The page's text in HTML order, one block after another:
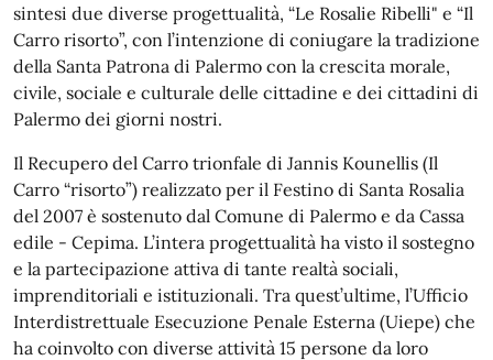
sintesi due diverse progettualità, “Le Rosalie Ribelli" e “Il
Carro risorto”, con l’intenzione di coniugare la tradizione
della Santa Patrona di Palermo con la crescita morale,
civile, sociale e culturale delle cittadine e dei cittadini di
Palermo dei giorni nostri.
Il Recupero del Carro trionfale di Jannis Kounellis (Il
Carro “risorto”) realizzato per il Festino di Santa Rosalia
del 2007 è sostenuto dal Comune di Palermo e da Cassa
edile - Cepima. L’intera progettualità ha visto il sostegno
e la partecipazione attiva di tante realtà sociali,
imprenditoriali e istituzionali. Tra quest’ultime, l’Ufficio
Interdistrettuale Esecuzione Penale Esterna (Uiepe) che
ha coinvolto con diverse attività 15 persone da loro